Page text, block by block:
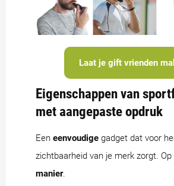
Laat je gift vrienden
Eigenschappen van
met aangepaste opdruk
Een eenvoudige gadget dat voor
zichtbaarheid van je merk zorgt. Op
manier.